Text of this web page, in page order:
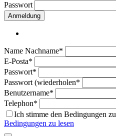
Passwort
Anmeldung
Name Nachname*
E-Posta*
Passwort*
Passwort (wiederholen*
Benutzername*
Telephon*
Ich stimme den Bedingungen zu
Bedingungen zu lesen